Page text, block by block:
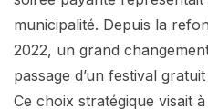
municipalité. Depuis la
2022, un grand
passage d’un festival
Ce choix stratégique visait